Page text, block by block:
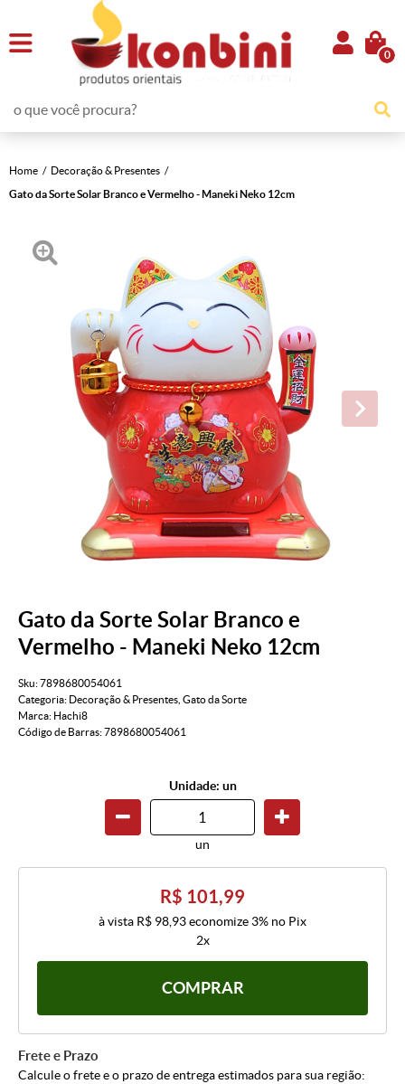
0
Home
Decoração & Presentes
Gato da Sorte Solar Branco e Vermelho - Maneki Neko 12cm
Gato da Sorte Solar Branco e
Vermelho - Maneki Neko 12cm
Sku:7898680054061
Categoria: Decoração & Presentes Gato da Sorte
Marca: Hachi8
Código de Barras:7898680054061
Unidade: un
un
R$ 101,99
à vista R$ 98,93economize 3% no Pix
2x
COMPRAR
Frete e Prazo
Calcule o frete e o prazo de entrega estimados para sua região: